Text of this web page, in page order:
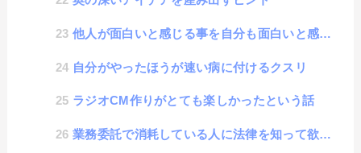
他人が面白いと感じる事を自分も面白いと感じるスキル
自分がやったほうが速い病に付けるクスリ
ラジオCM作りがとても楽しかったという話
業務委託で消耗している人に法律を知って欲しい話